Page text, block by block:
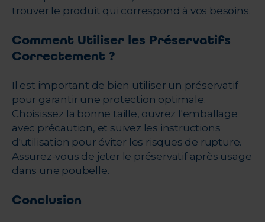
trouver le produit qui correspond à vos besoins.
Comment Utiliser les Préservatifs
Correctement ?
Il est important de bien utiliser un préservatif
pour garantir une protection optimale.
Choisissez la bonne taille, ouvrez l'emballage
avec précaution, et suivez les instructions
d'utilisation pour éviter les risques de rupture.
Assurez-vous de jeter le préservatif après usage
dans une poubelle.
Conclusion